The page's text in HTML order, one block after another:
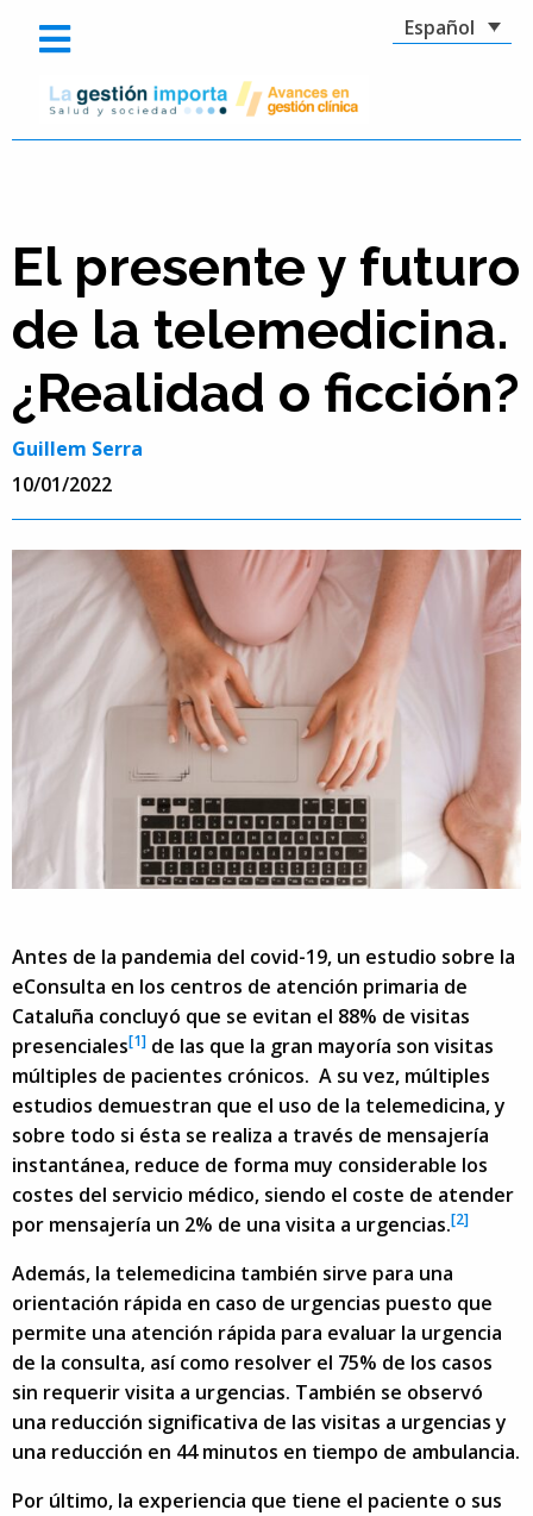
Español
El presente y futuro
de la telemedicina.
¿Realidad o ficción?
Guillem Serra
10/01/2022
Antes de la pandemia del covid-19, un estudio sobre la
eConsulta en los centros de atención primaria de
Cataluña concluyó que se evitan el 88% de visitas
presenciales[1] de las que la gran mayoría son visitas
múltiples de pacientes crónicos. A su vez, múltiples
estudios demuestran que el uso de la telemedicina, y
sobre todo si ésta se realiza a través de mensajería
instantánea, reduce de forma muy considerable los
costes del servicio médico, siendo el coste de atender
por mensajería un 2% de una visita a urgencias.[2]
Además, la telemedicina también sirve para una
orientación rápida en caso de urgencias puesto que
permite una atención rápida para evaluar la urgencia
de la consulta, así como resolver el 75% de los casos
sin requerir visita a urgencias. También se observó
una reducción significativa de las visitas a urgencias y
una reducción en 44 minutos en tiempo de ambulancia.
Por último, la experiencia que tiene el paciente o sus